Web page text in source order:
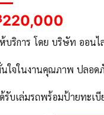
220,000
บริการ โดย บริษัท ออนไ
ใจในงานคุณภาพ ปลอดภั
รับเล่มรถพร้อมป้ายทะเ